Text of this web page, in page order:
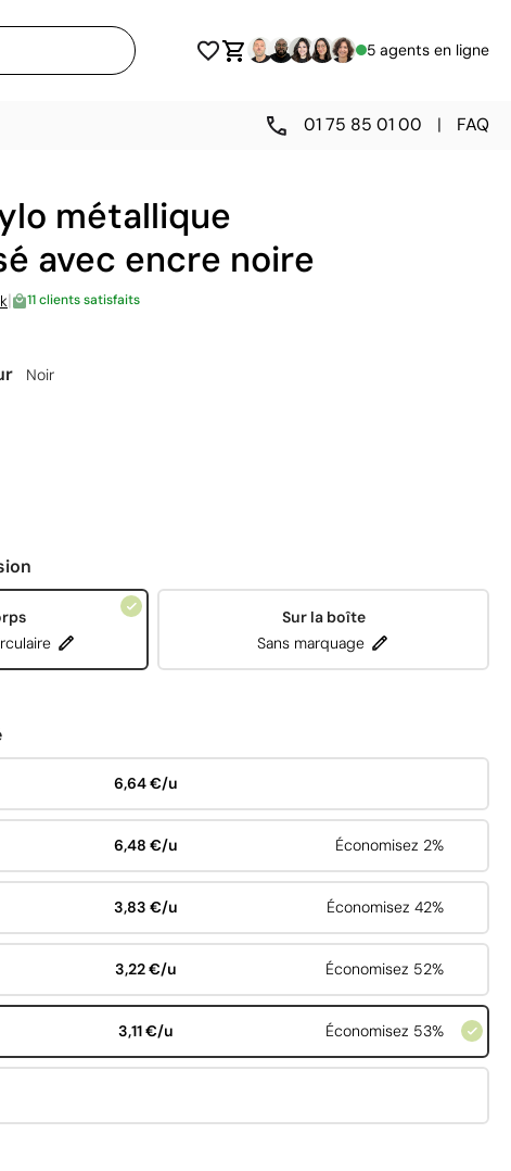
5 agents en ligne
01 75 85 01 00 | FAQ
métallique
avec encre noire
| 11 clients satisfaits
Noir
Sur la boîte
Sans marquage
6,64 €/u
6,48 €/u Économisez 2%
3,83 €/u Économisez 42%
3,22 €/u Économisez 52%
3,11 €/u Économisez 53%